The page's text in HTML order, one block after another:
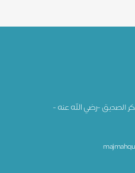
الصديق –رضي الله عنه -